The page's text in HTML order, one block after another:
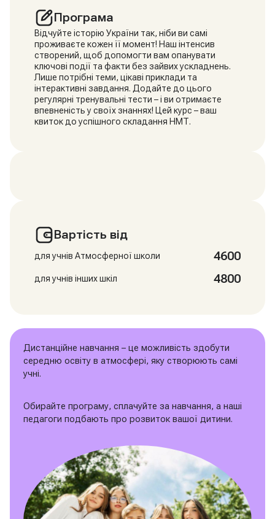
Програма
Відчуйте історію України так, ніби ви самі
проживаєте кожен її момент! Наш інтенсив
створений, щоб допомогти вам опанувати
ключові події та факти без зайвих ускладнень.
Лише потрібні теми, цікаві приклади та
інтерактивні завдання. Додайте до цього
регулярні тренувальні тести – і ви отримаєте
впевненість у своїх знаннях! Цей курс – ваш
квиток до успішного складання НМТ.
Вартість від
для учнів Атмосферної школи 4600
для учнів інших шкіл 4800
Дистанційне навчання – це можливість здобути
середню освіту в атмосфері, яку створюють самі
учні.
Обирайте програму, сплачуйте за навчання, а наші
педагоги подбають про розвиток вашої дитини.